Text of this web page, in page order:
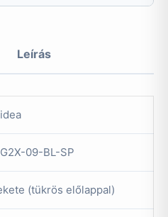
Leírás
09-BL-SP
(tükrös előlappal)